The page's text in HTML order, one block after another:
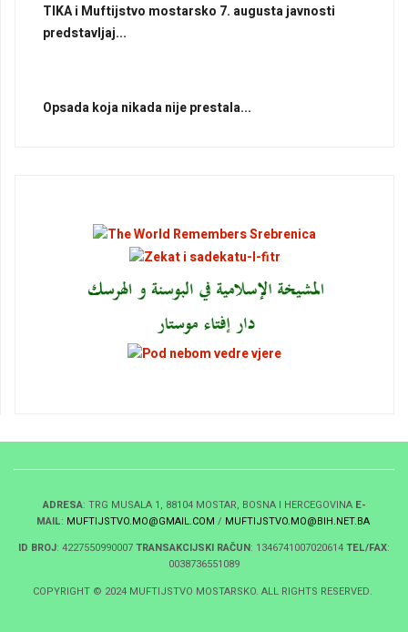
TIKA i Muftijstvo mostarsko 7. augusta javnosti
predstavljaj...
Opsada koja nikada nije prestala...
ADRESA: TRG MUSALA 1, 88104 MOSTAR, BOSNA I HERCEGOVINA E-
MAIL: MUFTIJSTVO.MO@GMAIL.COM / MUFTIJSTVO.MO@BIH.NET.BA
ID BROJ: 4227550990007TRANSAKCIJSKI RAČUN: 1346741007020614TEL/FAX:
0038736551089
COPYRIGHT © 2024 MUFTIJSTVO MOSTARSKO. ALL RIGHTS RESERVED.